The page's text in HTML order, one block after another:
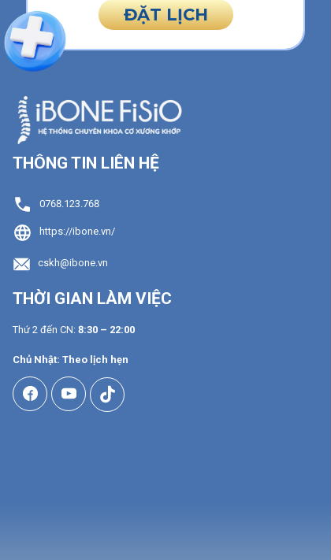
ĐẶT LỊCH
THÔNG TIN LIÊN HỆ
cskh@ibone.vn
THỜI GIAN LÀM VIỆC
0768.123.768
https://ibone.vn/
Thứ 2 đến CN: 8:30 – 22:00
Chủ Nhật: Theo lịch hẹn